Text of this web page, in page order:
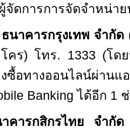
จัดการการจัดจำหน่า
ธนาคารกรุงเทพ จำกั
คร) โทร. 1333 (โด
งซื้อทางออนไลน์ผ่า
Banking ได้อีก 1
คารกสิกรไทย จำกั